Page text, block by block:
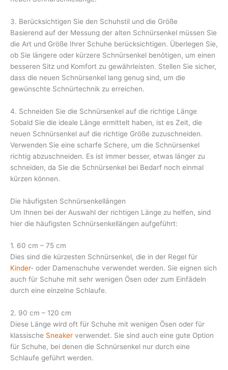
3. Berücksichtigen Sie den Schuhstil und die Größe
Basierend auf der Messung der alten Schnürsenkel müssen Sie
die Art und Größe Ihrer Schuhe berücksichtigen. Überlegen Sie,
ob Sie längere oder kürzere Schnürsenkel benötigen, um einen
besseren Sitz und Komfort zu gewährleisten. Stellen Sie sicher,
dass die neuen Schnürsenkel lang genug sind, um die
gewünschte Schnürtechnik zu erreichen.
4. Schneiden Sie die Schnürsenkel auf die richtige Länge
Sobald Sie die ideale Länge ermittelt haben, ist es Zeit, die
neuen Schnürsenkel auf die richtige Größe zuzuschneiden.
Verwenden Sie eine scharfe Schere, um die Schnürsenkel
richtig abzuschneiden. Es ist immer besser, etwas länger zu
schneiden, da Sie die Schnürsenkel bei Bedarf noch einmal
kürzen können.
Die häufigsten Schnürsenkellängen
Um Ihnen bei der Auswahl der richtigen Länge zu helfen, sind
hier die häufigsten Schnürsenkellängen aufgeführt:
1. 60 cm – 75 cm
Dies sind die kürzesten Schnürsenkel, die in der Regel für
Kinder- oder Damenschuhe verwendet werden. Sie eignen sich
auch für Schuhe mit sehr wenigen Ösen oder zum Einfädeln
durch eine einzelne Schlaufe.
2. 90 cm – 120 cm
Diese Länge wird oft für Schuhe mit wenigen Ösen oder für
klassische Sneaker verwendet. Sie sind auch eine gute Option
für Schuhe, bei denen die Schnürsenkel nur durch eine
Schlaufe geführt werden.